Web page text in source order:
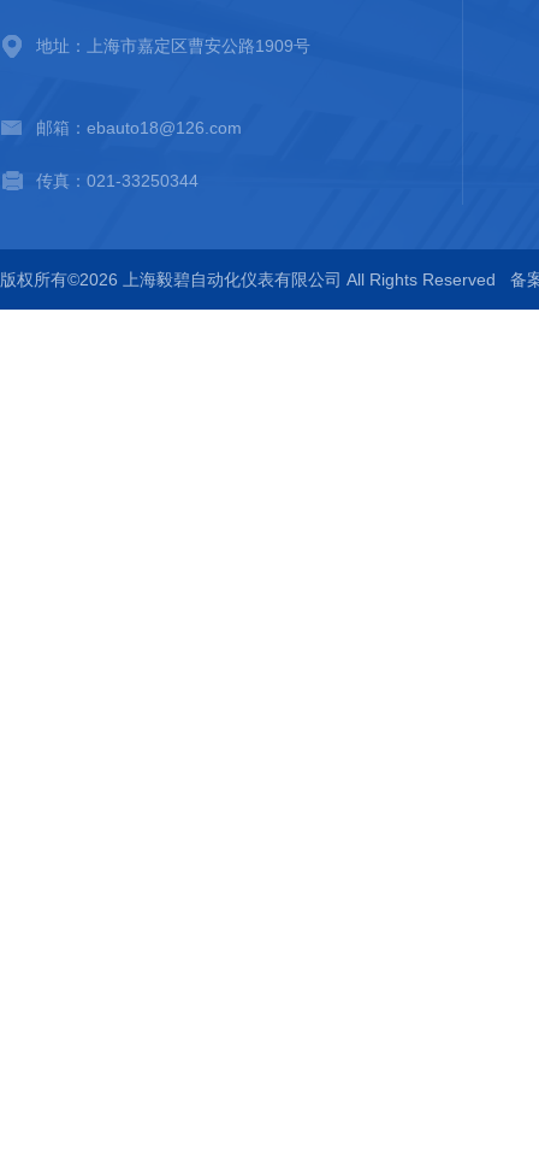
地址：上海市嘉定区曹安公路1909号
邮箱：ebauto18@126.com
传真：021-33250344
版权所有©2026 上海毅碧自动化仪表有限公司 All Rights Reserved 备